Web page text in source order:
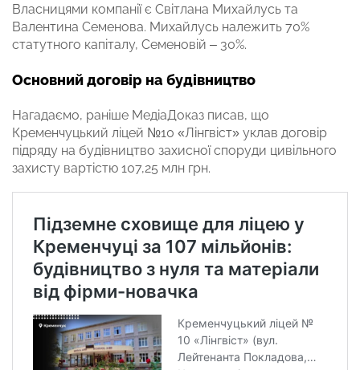
Власницями компанії є Світлана Михайлусь та
Валентина Семенова. Михайлусь належить 70%
статутного капіталу, Семеновій – 30%.
Основний договір на будівництво
Нагадаємо, раніше МедіаДоказ писав, що
Кременчуцький ліцей №10 «Лінгвіст» уклав договір
підряду на будівництво захисної споруди цивільного
захисту вартістю 107,25 млн грн.